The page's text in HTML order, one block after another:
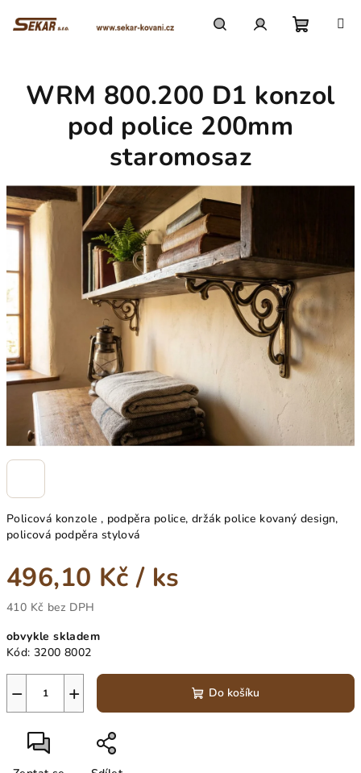
košík
Policová konzole , podpěra police, držák police kovaný design,
policová podpěra stylová
496,10 Kč/ ks
410 Kč bez DPH
cena:
obvykle skladem
Kód: 3200 8002
+
− Do košíku
WRM 800.200 D1 konzol
pod police 200mm
staromosaz